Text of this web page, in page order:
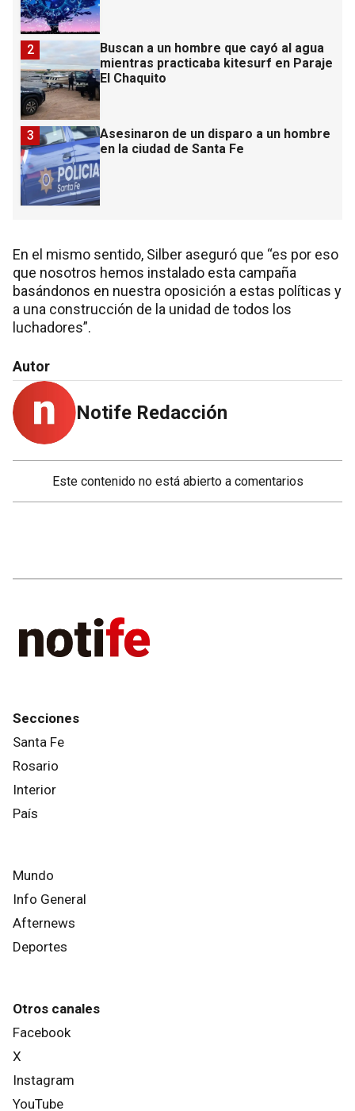
Buscan a un hombre que cayó al agua
mientras practicaba kitesurf en Paraje
El Chaquito
2
Asesinaron de un disparo a un hombre
en la ciudad de Santa Fe
3
En el mismo sentido, Silber aseguró que “es por eso
que nosotros hemos instalado esta campaña
basándonos en nuestra oposición a estas políticas y
a una construcción de la unidad de todos los
luchadores”.
Autor
Notife Redacción
Este contenido no está abierto a comentarios
Secciones
Santa Fe
Rosario
Interior
País
Mundo
Info General
Afternews
Deportes
Otros canales
Facebook
X
Instagram
YouTube